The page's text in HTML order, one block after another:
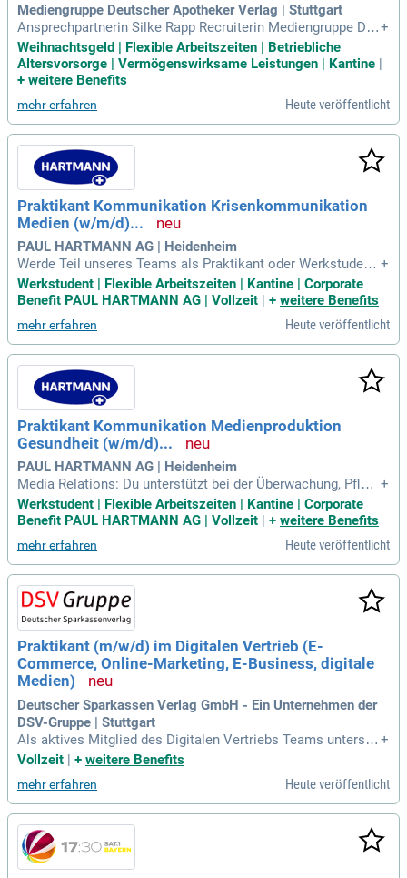
Mediengruppe Deutscher Apotheker Verlag | Stuttgart
Ansprechpartnerin Silke Rapp Recruiterin Mediengruppe Deu
tscher Apotheker Verlag Maybachstr. 8 70469 Stuttgart ww
w.dav-medien.de.
+
Weihnachtsgeld | Flexible Arbeitszeiten | Betriebliche
Altersvorsorge | Vermögenswirksame Leistungen | Kantine |
+ weitere Benefits
mehr erfahren Heute veröffentlicht
Praktikant Kommunikation Krisenkommunikation
Medien (w/m/d)...
PAUL HARTMANN AG | Heidenheim
Werde Teil unseres Teams als Praktikant oder Werkstudent
in der Unternehmenskommunikation (w/m/d) in Heidenhei
m! Als führender Medizinproduktehersteller bieten wir dir di
zu sammeln. Ab September unterstützen wir dich bei der Pr
oduktion von Texten, Bildern und Videos für unsere internen
und externen Kanäle. Du arbeitest an Projekten zur internen
Kommunikation, die Veränderungen und strategische Initiati
ven fördern. Zudem erhältst du Einblicke in die Finanz- und
Nachhaltigkeitsberichterstattung. Bewirb dich jetzt und gest
alte unsere Kommunikation aktiv mit!
+
Werkstudent | Flexible Arbeitszeiten | Kantine | Corporate
Benefit PAUL HARTMANN AG | Vollzeit | + weitere Benefits
mehr erfahren Heute veröffentlicht
Praktikant Kommunikation Medienproduktion
Gesundheit (w/m/d)...
PAUL HARTMANN AG | Heidenheim
Media Relations: Du unterstützt bei der Überwachung, Pfleg
e und Dokumentation unserer Medienbeziehungen, ebenso
wie bei der Beantwortung ausgewählter Medienanfragen.
+
Werkstudent | Flexible Arbeitszeiten | Kantine | Corporate
Benefit PAUL HARTMANN AG | Vollzeit
+ weitere Benefits
mehr erfahren Heute veröffentlicht
Praktikant (m/w/d) im Digitalen Vertrieb (E-
Commerce, Online-Marketing, E-Business, digitale
Medien)
Deutscher Sparkassen Verlag GmbH - Ein Unternehmen der
DSV-Gruppe | Stuttgart
Als aktives Mitglied des Digitalen Vertriebs Teams unterstü
tzen Sie die technische und fachliche Weiterentwicklung un
ment von E-Commerce-Projekten sowie die Pflege des Kund
enportals und des Businessshops. Sie gewährleisten die Qu
alität der Inhalte nach definierten Standards und arbeiten en
g mit verschiedenen Fachbereichen und externen Partnern z
usammen. Ihre analytischen Fähigkeiten helfen Ihnen bei de
r Erstellung von Webkonzepten und Web Analytics Reports.
+
Vollzeit | + weitere Benefits
mehr erfahren Heute veröffentlicht